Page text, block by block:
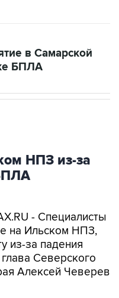
в Самарской
БПЛА
НПЗ из-за
- Специалисты
на Ильском НПЗ,
из-за падения
Северского
Алексей Чеверев